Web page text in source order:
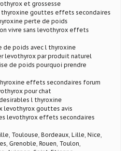
et grossesse
gouttes effets secondaires
perte de poids
vivre sans levothyrox effets
poids avec l thyroxine
levothyrox par produit naturel
de poids pourquoi prendre
effets secondaires forum
pour chat
l thyroxine
levothyrox gouttes avis
levothyrox effets secondaires
Toulouse, Bordeaux, Lille, Nice,
Grenoble, Rouen, Toulon,